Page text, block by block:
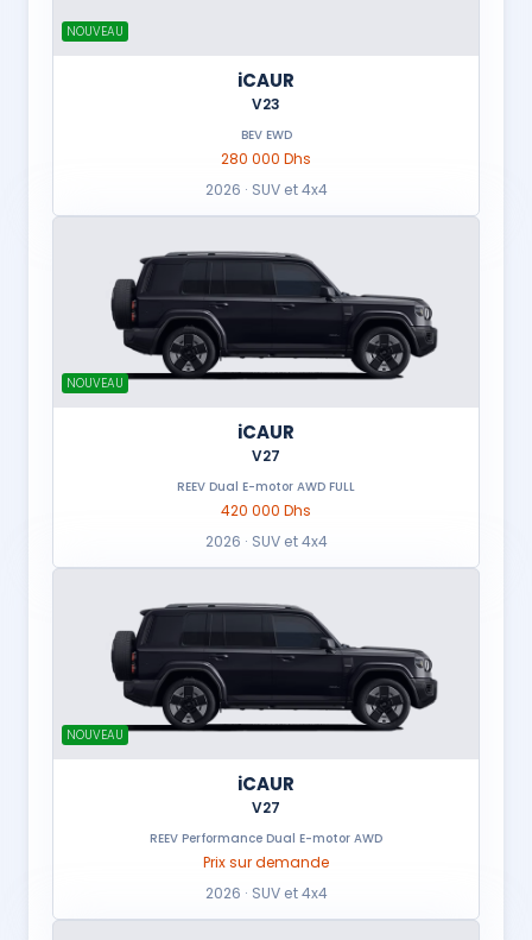
NOUVEAU
iCAUR
V23
BEV EWD
280 000 Dhs
2026 · SUV et 4x4
NOUVEAU
iCAUR
V27
REEV Dual E-motor AWD FULL
420 000 Dhs
2026 · SUV et 4x4
NOUVEAU
iCAUR
V27
REEV Performance Dual E-motor AWD
Prix sur demande
2026 · SUV et 4x4